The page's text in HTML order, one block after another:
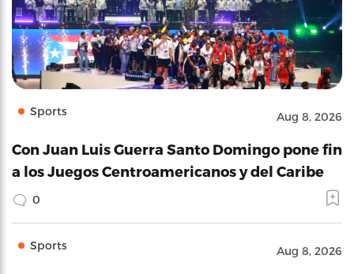
Sports Aug 8, 2026
Con Juan Luis Guerra Santo Domingo pone fin
a los Juegos Centroamericanos y del Caribe
0
Sports Aug 8, 2026